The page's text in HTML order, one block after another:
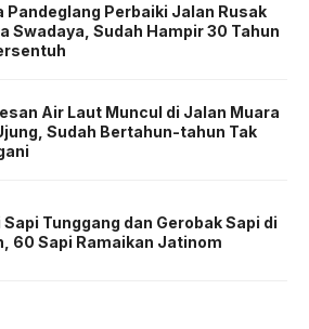
Pandeglang Perbaiki Jalan Rusak
Swadaya, Sudah Hampir 30 Tahun
Air Laut Muncul di Jalan Muara
Sudah Bertahun-tahun Tak
Sapi Tunggang dan Gerobak Sapi di
60 Sapi Ramaikan Jatinom